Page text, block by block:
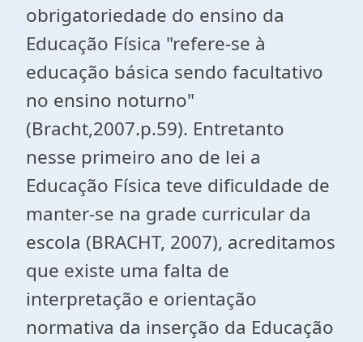
obrigatoriedade do ensino da
Educação Física "refere-se à
educação básica sendo facultativo
no ensino noturno"
(Bracht,2007.p.59). Entretanto
nesse primeiro ano de lei a
Educação Física teve dificuldade de
manter-se na grade curricular da
escola (BRACHT, 2007), acreditamos
que existe uma falta de
interpretação e orientação
normativa da inserção da Educação